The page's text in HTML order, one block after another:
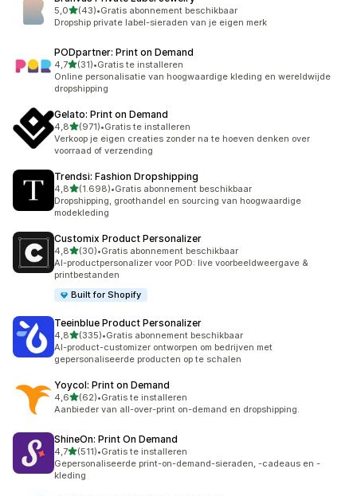
5,0van 5 sterren
(43)
43 recensies in totaal
•Gratis abonnement beschikbaar
Dropship private label-sieraden van je eigen merk
PODpartner: Print on Demand
4,7van 5 sterren
(31)
31 recensies in totaal
•Gratis te installeren
Online personalisatie van hoogwaardige kleding en wereldwijde
dropshipping
Gelato: Print on Demand
4,8van 5 sterren
(971)
971 recensies in totaal
•Gratis te installeren
Verkoop je eigen creaties zonder na te hoeven denken over
voorraad of verzending
Trendsi: Fashion Dropshipping
4,8van 5 sterren
(1.698)
1698 recensies in totaal
•Gratis abonnement beschikbaar
Dropshipping, groothandel en sourcing van hoogwaardige
modekleding
Customix Product Personalizer
4,8van 5 sterren
(30)
30 recensies in totaal
•Gratis abonnement beschikbaar
AI-productpersonalizer voor POD: live voorbeeldweergave &
printbestanden
Built for Shopify
Teeinblue Product Personalizer
4,8van 5 sterren
(335)
335 recensies in totaal
•Gratis abonnement beschikbaar
AI-product-customizer ontworpen om bedrijven met
gepersonaliseerde producten op te schalen
Yoycol: Print on Demand
4,6van 5 sterren
(62)
62 recensies in totaal
•Gratis te installeren
Aanbieder van all-over-print on-demand en dropshipping.
ShineOn: Print On Demand
4,7van 5 sterren
(511)
511 recensies in totaal
•Gratis te installeren
Gepersonaliseerde print-on-demand-sieraden, -cadeaus en -
kleding